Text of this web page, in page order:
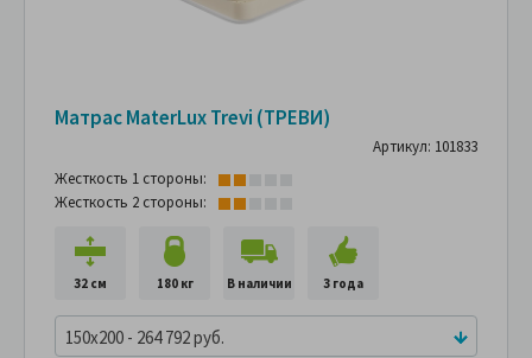
Матрас MaterLux Trevi (ТРЕВИ)
Артикул: 101833
Жесткость 1 стороны:
Жесткость 2 стороны:
32 см 180 кг В наличии 3 года
150x200 - 264 792 руб.